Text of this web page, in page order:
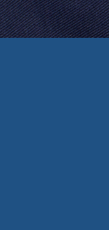
Sustainability
Media